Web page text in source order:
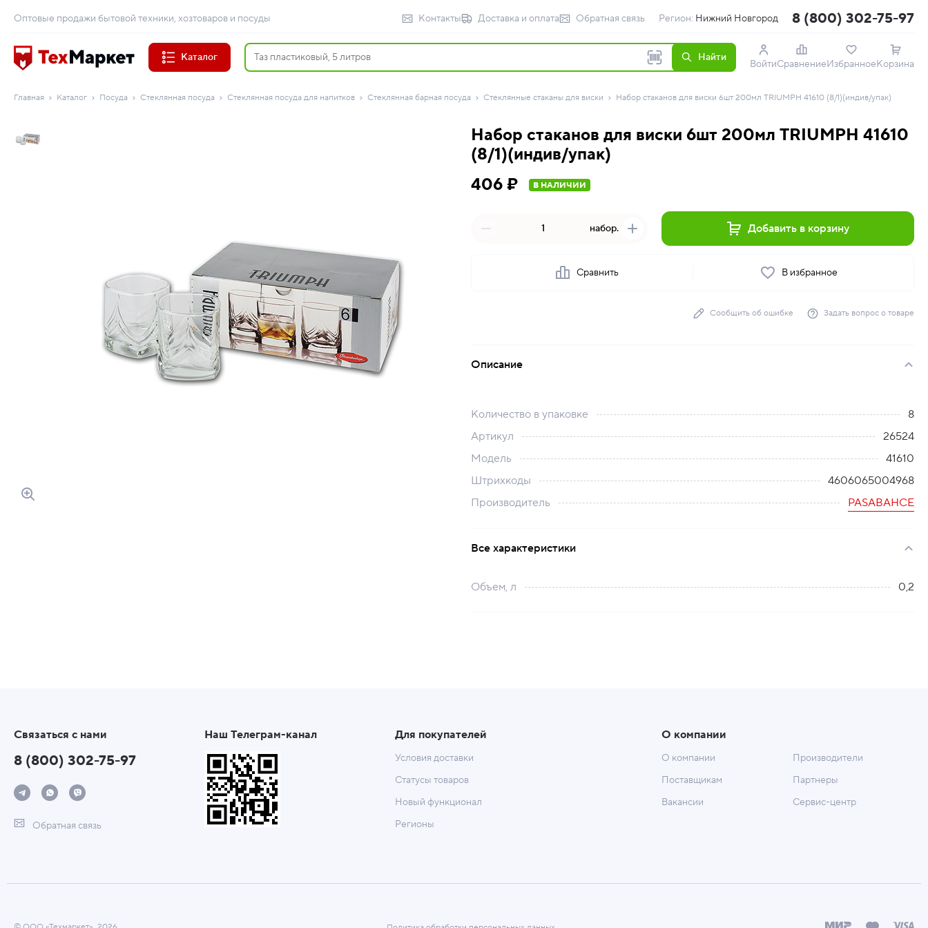
Оптовые продажи бытовой техники, хозтоваров и посуды Контакты Доставка и оплата Обратная связь Регион: Нижний Новгород 8 (800) 302-75-97
Каталог Найти
ВойтиСравнениеИзбранноеКорзина
Главная Каталог Посуда Стеклянная посуда Стеклянная посуда для напитков Стеклянная барная посуда Стеклянные стаканы для виски Набор стаканов для виски 6шт 200мл TRIUMPH 41610 (8/1)(индив/упак)
Набор стаканов для виски 6шт 200мл TRIUMPH 41610
(8/1)(индив/упак)
406 ₽
В НАЛИЧИИ
набор. Добавить в корзину
Сравнить В избранное
Сообщить об ошибке Задать вопрос о товаре
Описание
Количество в упаковке
8
Артикул
26524
Модель
41610
Штрихкоды
4606065004968
Производитель
PASABAHCE
Все характеристики
Объем, л 0,2
Связаться с нами
8 (800) 302-75-97
Обратная связь
Наш Телеграм-канал Для покупателей
Условия доставки
Статусы товаров
Новый функционал
Регионы
О компании
О компании
Поставщикам
Вакансии
Производители
Партнеры
Сервис-центр